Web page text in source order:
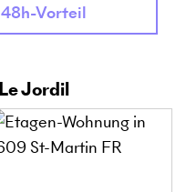
Vorteil
Jordil